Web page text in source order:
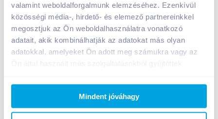
valamint weboldalforgalmunk elemzéséhez. Ezenkívül
közösségi média-, hirdető- és elemező partnereinkkel
megosztjuk az Ön weboldalhasználatra vonatkozó
adatait, akik kombinálhatják az adatokat más olyan
adatokkal, amelyeket Ön adott meg számukra vagy az
Ön által használt más szolgáltatásokból gyűjtöttek.
Mindent jóváhagy
KosárbaKosárba
1 karton = 10 db
+1 karton a kosárba